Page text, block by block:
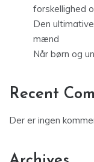
forskellighed
Den
mænd
Når børn og
Recent
Der er ingen